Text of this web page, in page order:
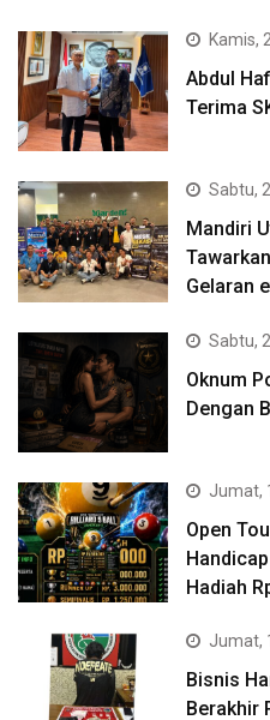
Kamis,
Abdul
Terima
Sabtu,
Mandiri
Gelaran
Sabtu,
Oknum
Dengan
Jumat,
Open
Hadiah
Jumat,
Bisnis
Berakhir